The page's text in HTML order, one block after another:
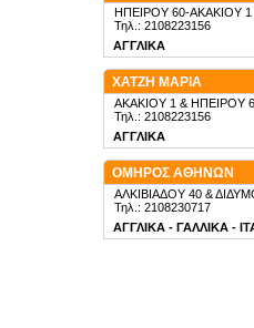
ΗΠΕΙΡΟΥ 60-ΑΚΑΚΙΟΥ 1
Τηλ.: 2108223156
ΑΓΓΛΙΚΑ
ΧΑΤΖΗ ΜΑΡΙΑ
ΑΚΑΚΙΟΥ 1 & ΗΠΕΙΡΟΥ
Τηλ.: 2108223156
ΑΓΓΛΙΚΑ
ΟΜΗΡΟΣ ΑΘΗΝΩΝ
ΑΛΚΙΒΙΑΔΟΥ 40 &
Τηλ.: 2108230717
ΑΓΓΛΙΚΑ - ΓΑΛΛΙΚΑ -